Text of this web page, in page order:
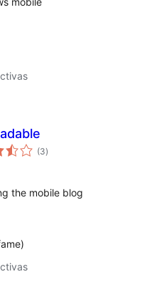
(3valoraciones
en
)
the mobile blog